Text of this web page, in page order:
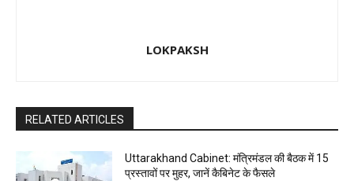
LOKPAKSH
RELATED ARTICLES
Uttarakhand Cabinet: मंत्रिमंडल की बैठक में 15
प्रस्तावों पर मुहर, जानें कैबिनेट के फैसले